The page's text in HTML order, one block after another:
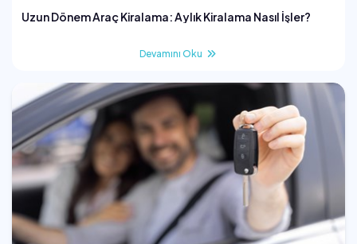
Uzun Dönem Araç Kiralama: Aylık Kiralama Nasıl İşler?
Devamını Oku